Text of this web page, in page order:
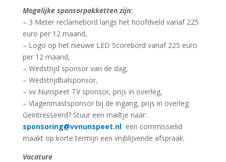
Mogelijke sponsorpakketten zijn:
– 3 Meter reclamebord langs het hoofdveld vanaf 225
euro per 12 maand,
– Logo op het nieuwe LED Scorebord vanaf 225 euro
per 12 maand,
– Wedstrijd sponsor van de dag,
– Wedstrijdbalsponsor,
– vv Nunspeet TV sponsor, prijs in overleg,
– Vlagenmastsponsor bij de ingang, prijs in overleg.
Geintresseerd? Stuur een mailtje naar:
sponsoring@vvnunspeet.nl een commissielid
maakt op korte termijn een vrijblijvende afspraak.
Vacature